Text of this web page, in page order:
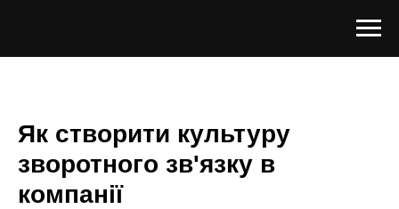
Як створити культуру
зворотного зв'язку в
компанії